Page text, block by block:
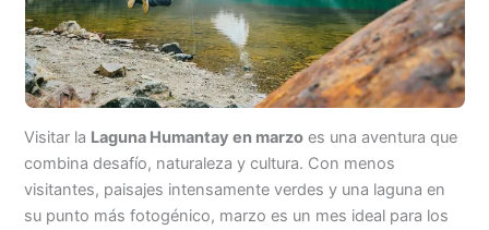
Visitar la Laguna Humantay en marzo es una aventura que
combina desafío, naturaleza y cultura. Con menos
visitantes, paisajes intensamente verdes y una laguna en
su punto más fotogénico, marzo es un mes ideal para los